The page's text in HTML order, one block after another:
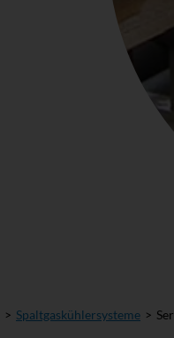
Spaltgaskühlersysteme